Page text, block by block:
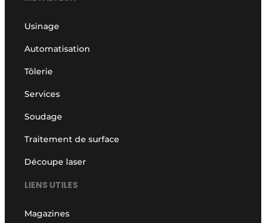
Usinage
Automatisation
Tôlerie
Services
Soudage
Traitement de surface
Découpe laser
LIENS UTILES
Magazines